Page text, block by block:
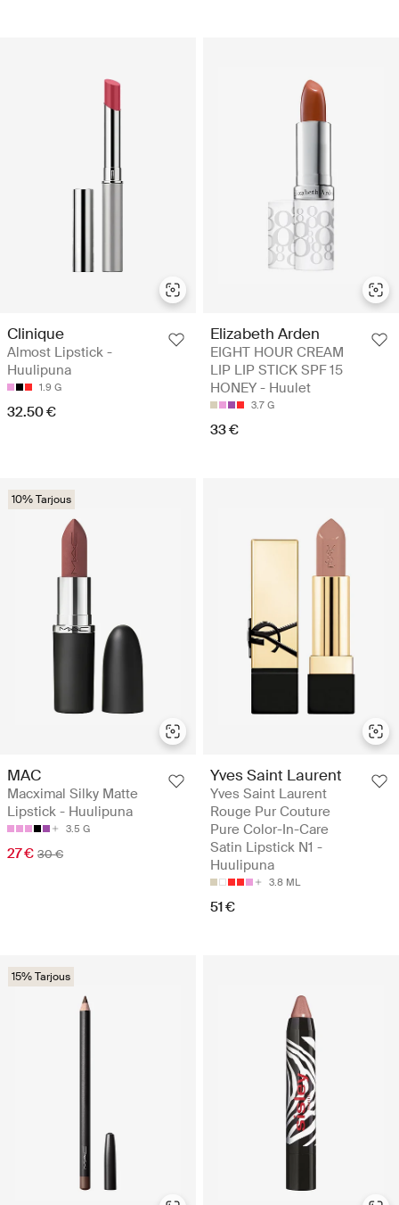
Clinique
Almost Lipstick -
Huulipuna
1.9 G
32.50 €
Elizabeth Arden
EIGHT HOUR CREAM
LIP LIP STICK SPF 15
HONEY - Huulet
3.7 G
33 €
10% Tarjous
MAC
Macximal Silky Matte
Lipstick - Huulipuna
3.5 G
27 € 30 €
Yves Saint Laurent
Yves Saint Laurent
Rouge Pur Couture
Pure Color-In-Care
Satin Lipstick N1 -
Huulipuna
3.8 ML
51 €
15% Tarjous